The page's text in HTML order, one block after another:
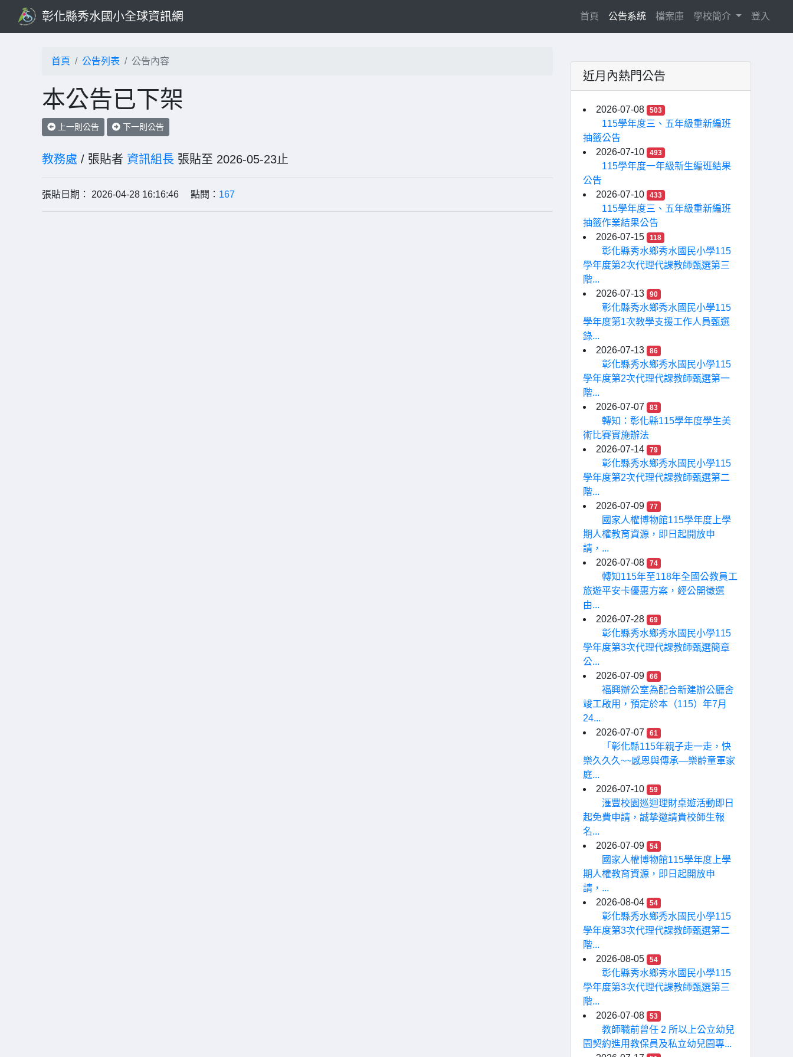
彰化縣秀水國小全球資訊網 首頁 (current)
公告系統 檔案庫 學校簡介 登入
首頁 公告列表 公告內容
本公告已下架
上一則公告 下一則公告
教務處 / 張貼者 資訊組長 張貼至 2026-05-23止
張貼日期： 2026-04-28 16:16:46 點閱： 167
近月內熱門公告
2026-07-08 503
115學年度三、五年級重新編班
抽籤公告
2026-07-10
493
115學年度一年級新生編班結果
公告
2026-07-10
433
115學年度三、五年級重新編班
抽籤作業結果公告
2026-07-15
118
彰化縣秀水鄉秀水國民小學115
學年度第2次代理代課教師甄選第三
階...
2026-07-13
90
彰化縣秀水鄉秀水國民小學115
學年度第1次教學支援工作人員甄選
錄...
2026-07-13
86
彰化縣秀水鄉秀水國民小學115
學年度第2次代理代課教師甄選第一
階...
2026-07-07
83
轉知：彰化縣115學年度學生美
術比賽實施辦法
2026-07-14
79
彰化縣秀水鄉秀水國民小學115
學年度第2次代理代課教師甄選第二
階...
2026-07-09
77
國家人權博物館115學年度上學
期人權教育資源，即日起開放申
請，...
2026-07-08
74
轉知115年至118年全國公教員工
旅遊平安卡優惠方案，經公開徵選
由...
2026-07-28
69
彰化縣秀水鄉秀水國民小學115
學年度第3次代理代課教師甄選簡章
公...
2026-07-09
66
福興辦公室為配合新建辦公廳舍
竣工啟用，預定於本（115）年7月
24...
2026-07-07
61
「彰化縣115年親子走一走，快
樂久久久~~感恩與傳承—樂齡童軍家
庭...
2026-07-10
59
滙豐校園巡迴理財桌遊活動即日
起免費申請，誠摯邀請貴校師生報
名...
2026-07-09
54
國家人權博物館115學年度上學
期人權教育資源，即日起開放申
請，...
2026-08-04
54
彰化縣秀水鄉秀水國民小學115
學年度第3次代理代課教師甄選第二
階...
2026-08-05
54
彰化縣秀水鄉秀水國民小學115
學年度第3次代理代課教師甄選第三
階...
2026-07-08
53
教師職前曾任 2 所以上公立幼兒
園契約進用教保員及私立幼兒園專...